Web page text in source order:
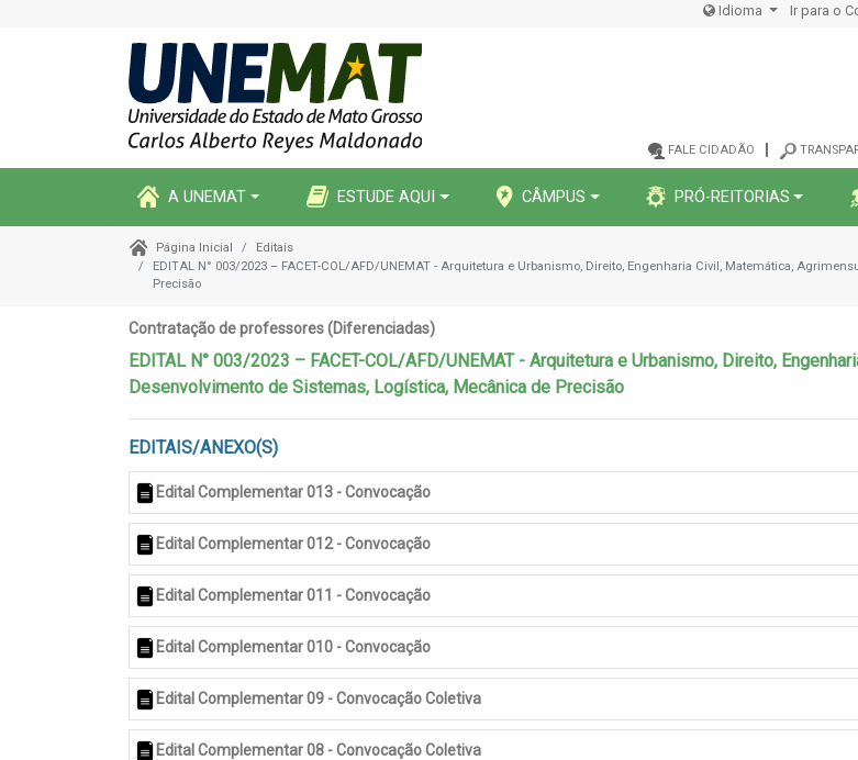
Idioma Ir para o
FALE CIDADÃO
A UNEMAT ESTUDE AQUI CÂMPUS PRÓ-REITORIAS
Página Inicial
Editais
EDITAL N° 003/2023 – FACET-COL/AFD/UNEMAT - Arquitetura e Urbanismo, Direito, Engenharia Civil, Matemática,
Precisão
Contratação de professores (Diferenciadas)
EDITAL N° 003/2023 – FACET-COL/AFD/UNEMAT - Arquitetura e Urbanismo, Direito,
Desenvolvimento de Sistemas, Logística, Mecânica de Precisão
EDITAIS/ANEXO(S)
Edital Complementar 013 - Convocação
Edital Complementar 012 - Convocação
Edital Complementar 011 - Convocação
Edital Complementar 010 - Convocação
Edital Complementar 09 - Convocação Coletiva
Edital Complementar 08 - Convocação Coletiva